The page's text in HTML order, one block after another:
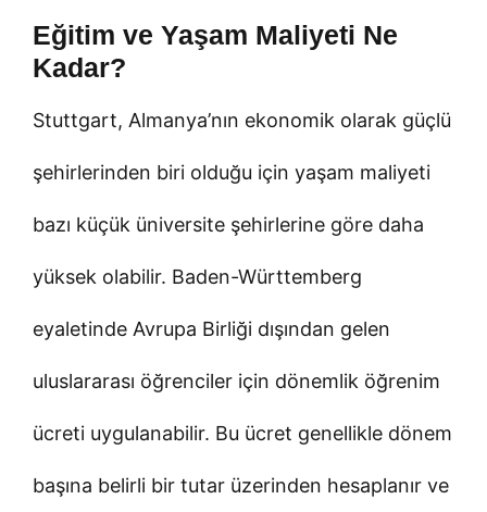
Eğitim ve Yaşam Maliyeti Ne
Kadar?
Stuttgart, Almanya’nın ekonomik olarak güçlü
şehirlerinden biri olduğu için yaşam maliyeti
bazı küçük üniversite şehirlerine göre daha
yüksek olabilir. Baden-Württemberg
eyaletinde Avrupa Birliği dışından gelen
uluslararası öğrenciler için dönemlik öğrenim
ücreti uygulanabilir. Bu ücret genellikle dönem
başına belirli bir tutar üzerinden hesaplanır ve